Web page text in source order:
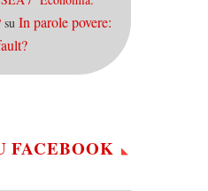
su In parole povere:
FACEBOOK